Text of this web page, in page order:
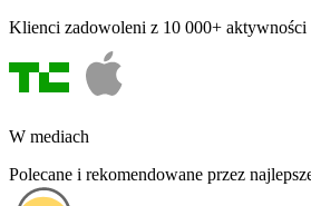
Klienci zadowoleni z 10 000+ aktywności
W mediach
Polecane i rekomendowane przez